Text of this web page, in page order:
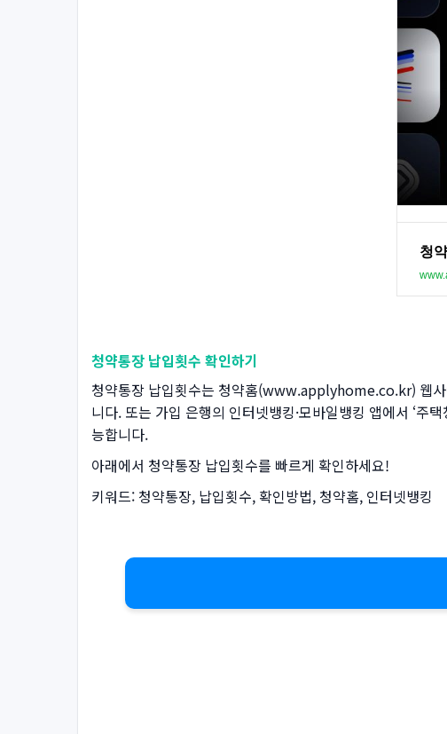
청
청약통장 납입횟수 확인하기
청약통장 납입횟수는 청약홈(www.applyhome.co.kr) 웹사
니다. 또는 가입 은행의 인터넷뱅킹·모바일뱅킹 앱에서 ‘주
능합니다.
아래에서 청약통장 납입횟수를 빠르게 확인하세요!
키워드: 청약통장, 납입횟수, 확인방법, 청약홈, 인터넷뱅킹